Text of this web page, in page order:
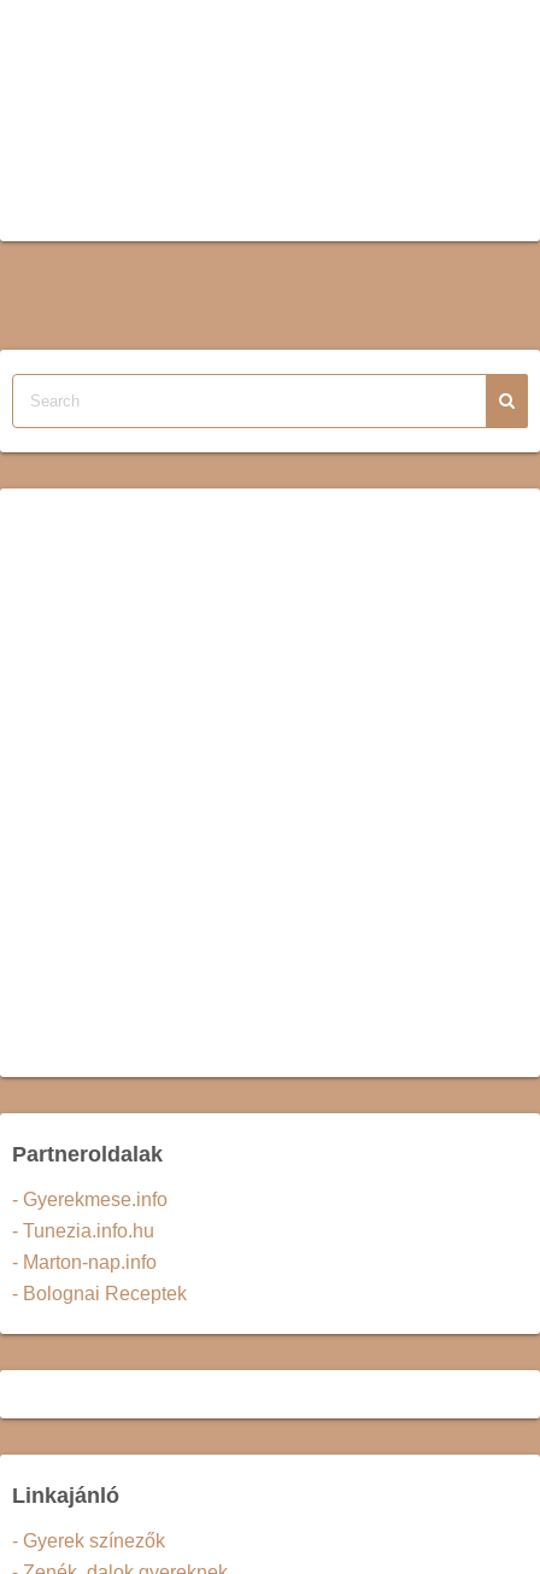
Partneroldalak
- Gyerekmese.info
- Tunezia.info.hu
- Marton-nap.info
- Bolognai Receptek
Linkajánló
- Gyerek színezők